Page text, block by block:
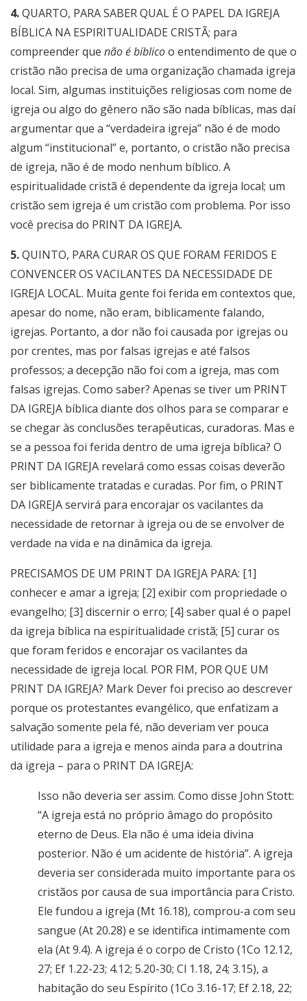
4.QUARTO, PARA SABER QUAL É O PAPEL DA IGREJA
BÍBLICA NA ESPIRITUALIDADE CRISTÃ; para
compreender que não é bíblicoo entendimento de que o
cristão não precisa de uma organização chamada igreja
local. Sim, algumas instituições religiosas com nome de
igreja ou algo do gênero não são nada bíblicas, mas daí
argumentar que a “verdadeira igreja” não é de modo
algum “institucional” e, portanto, o cristão não precisa
de igreja, não é de modo nenhum bíblico. A
espiritualidade cristã é dependente da igreja local; um
cristão sem igreja é um cristão com problema. Por isso
você precisa do PRINT DA IGREJA.
5.QUINTO, PARA CURAR OS QUE FORAM FERIDOS E
CONVENCER OS VACILANTES DA NECESSIDADE DE
IGREJA LOCAL. Muita gente foi ferida em contextos que,
apesar do nome, não eram, biblicamente falando,
igrejas. Portanto, a dor não foi causada por igrejas ou
por crentes, mas por falsas igrejas e até falsos
professos; a decepção não foi com a igreja, mas com
falsas igrejas. Como saber? Apenas se tiver um PRINT
DA IGREJA bíblica diante dos olhos para se comparar e
se chegar às conclusões terapêuticas, curadoras. Mas e
se a pessoa foi ferida dentro de uma igreja bíblica? O
PRINT DA IGREJA revelará como essas coisas deverão
ser biblicamente tratadas e curadas. Por fim, o PRINT
DA IGREJA servirá para encorajar os vacilantes da
necessidade de retornar à igreja ou de se envolver de
verdade na vida e na dinâmica da igreja.
PRECISAMOS DE UM PRINT DA IGREJA PARA: [1]
conhecer e amar a igreja; [2] exibir com propriedade o
evangelho; [3] discernir o erro; [4] saber qual é o papel
da igreja bíblica na espiritualidade cristã; [5] curar os
que foram feridos e encorajar os vacilantes da
necessidade de igreja local. POR FIM, POR QUE UM
PRINT DA IGREJA? Mark Dever foi preciso ao descrever
porque os protestantes evangélico, que enfatizam a
salvação somente pela fé, não deveriam ver pouca
utilidade para a igreja e menos ainda para a doutrina
da igreja – para o PRINT DA IGREJA:
Isso não deveria ser assim. Como disse John Stott:
“A igreja está no próprio âmago do propósito
eterno de Deus. Ela não é uma ideia divina
posterior. Não é um acidente de história”. A igreja
deveria ser considerada muito importante para os
cristãos por causa de sua importância para Cristo.
Ele fundou a igreja (Mt 16.18), comprou-a com seu
sangue (At 20.28) e se identifica intimamente com
ela (At 9.4). A igreja é o corpo de Cristo (1Co 12.12,
27; Ef 1.22-23; 4.12; 5.20-30; Cl 1.18, 24; 3.15), a
habitação do seu Espírito (1Co 3.16-17; Ef 2.18, 22;